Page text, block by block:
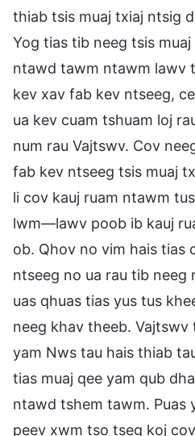
thiab tsis muaj txiaj ntsig
Yog tias tib neeg tsis
ntawd tawm ntawm lawv
kev xav fab kev ntseeg,
ua kev cuam tshuam loj
num rau Vajtswv. Cov
fab kev ntseeg tsis muaj
li cov kauj ruam ntawm
lwm—lawv poob ib kauj
ob. Qhov no vim hais tias
ntseeg no ua rau tib neeg
uas qhuas tias yus tus
neeg khav theeb.
yam Nws tau hais thiab
tias muaj qee yam qub
ntawd tshem tawm. Puas
peev xwm tso tseg koj